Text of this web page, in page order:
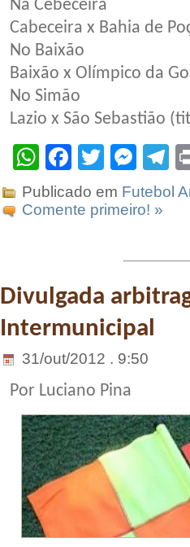
Na Cebeceira
Cabeceira x Bahia de
No Baixão
Baixão x Olímpico da
No Simão
Lazio x São Sebastião
WhatsApp
Facebook
Twitter
Publicado em Futebol
Comente primeiro! »
Divulgada
Intermunicipal
31/out/2012 . 9:50
Por Luciano Pina